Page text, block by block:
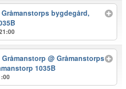
Gråmanstorps bygdegård,
Gråmanstorp@ Gråmanstorps
1035B